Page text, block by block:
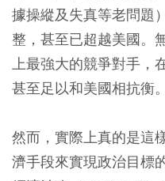
據操縱及失真等老問題
整，甚至已超越美國。
上最強大的競爭對手，
甚至足以和美國相抗衡。
然而，實際上真的是這
濟手段來實現政治目標